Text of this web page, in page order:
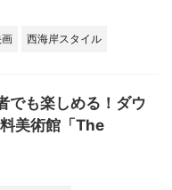
西海岸スタイル
でも楽しめる！ダウ
美術館「The